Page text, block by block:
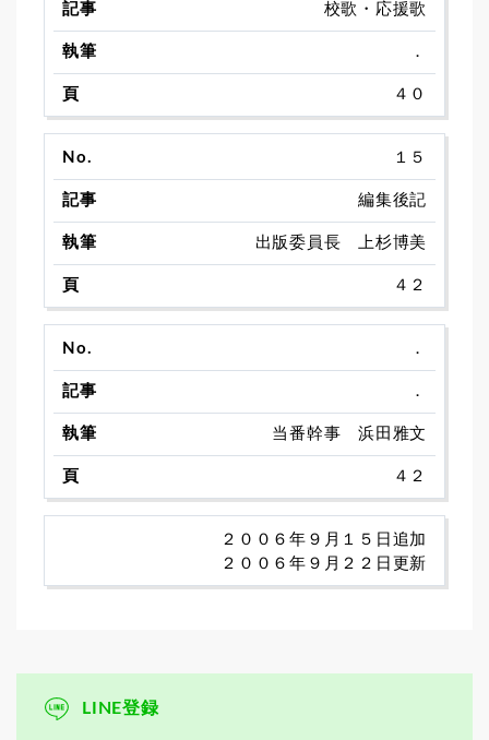
校歌・応援歌
．
４０
１５
編集後記
出版委員長 上杉博美
４２
．
．
当番幹事 浜田雅文
４２
２００６年９月１５日追加
２００６年９月２２日更新
LINE登録